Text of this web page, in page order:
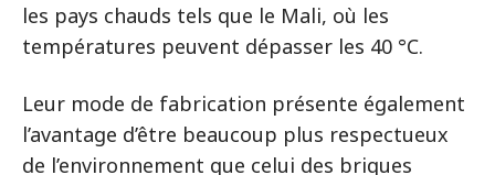
les pays chauds tels que le Mali, où les
températures peuvent dépasser les 40 °C.
Leur mode de fabrication présente également
l’avantage d’être beaucoup plus respectueux
de l’environnement que celui des briques